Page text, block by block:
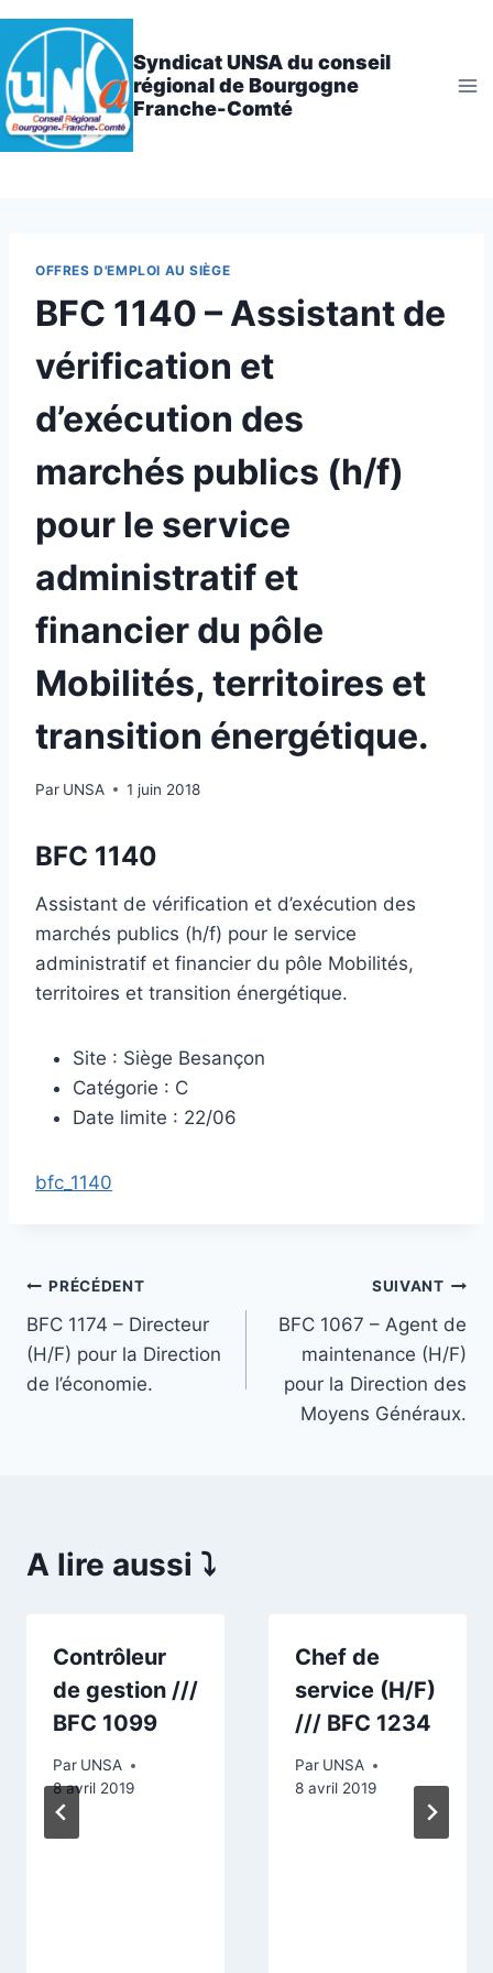
Aller
au
contenu
Syndicat UNSA du conseil
régional de Bourgogne
Franche-Comté
OFFRES D'EMPLOI AU SIÈGE
BFC 1140 – Assistant de
vérification et
d’exécution des
marchés publics (h/f)
pour le service
administratif et
financier du pôle
Mobilités, territoires et
transition énergétique.
Par UNSA 1 juin 2018
BFC 1140
Assistant de vérification et d’exécution des
marchés publics (h/f) pour le service
administratif et financier du pôle Mobilités,
territoires et transition énergétique.
Site : Siège Besançon
Catégorie : C
Date limite : 22/06
bfc_1140
Navigation
de
l’article
PRÉCÉDENT
BFC 1174 – Directeur
(H/F) pour la Direction
de l’économie.
SUIVANT
BFC 1067 – Agent de
maintenance (H/F)
pour la Direction des
Moyens Généraux.
A lire aussi ⤵️
Contrôleur
de gestion ///
BFC 1099
Par UNSA
8 avril 2019
Chef de
service (H/F)
/// BFC 1234
Par UNSA
8 avril 2019